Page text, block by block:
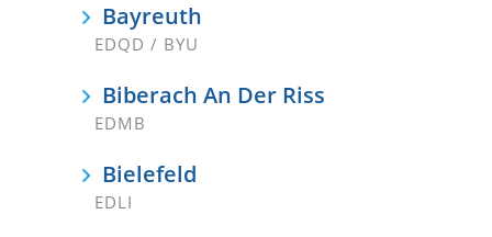
Bayreuth
EDQD / BYU
Biberach An Der Riss
EDMB
Bielefeld
EDLI